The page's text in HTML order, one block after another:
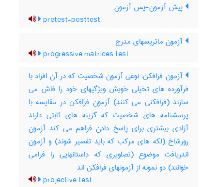
پیش آزمون-پس آزمون
pretest-posttest
آزمون ماتریسهای مدرج
progressive matrices test
آزمون فرافکن: نوعی آزمون شخصیت که در آن افراد با
فرآورده های تخیلی خویش ویژگیهای خود را فاش می
سازند (فرافکنی می کنند) آزمون فرافکن در مقایسه با
پرسشنامه های شخصیت که گزینه های ثابتی دارند
آزادی بیشتری برای پاسخ دادن فراهم می کند آزمون
رورشاخ (لکه های مرکب که باید تفسیر شوند) و آزمون
اندریافت موضوع (تصاویری که داستانهایی را فرامی
خوانند) دو نمونه از آزمونهای فرافکن اند
projective test